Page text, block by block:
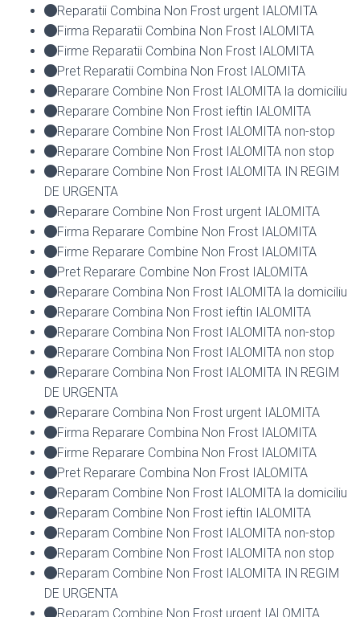
Reparatii Combina Non Frost urgent IALOMITA
Firma Reparatii Combina Non Frost IALOMITA
Firme Reparatii Combina Non Frost IALOMITA
Pret Reparatii Combina Non Frost IALOMITA
Reparare Combine Non Frost IALOMITA la domiciliu
Reparare Combine Non Frost ieftin IALOMITA
Reparare Combine Non Frost IALOMITA non-stop
Reparare Combine Non Frost IALOMITA non stop
Reparare Combine Non Frost IALOMITA IN REGIM
DE URGENTA
Reparare Combine Non Frost urgent IALOMITA
Firma Reparare Combine Non Frost IALOMITA
Firme Reparare Combine Non Frost IALOMITA
Pret Reparare Combine Non Frost IALOMITA
Reparare Combina Non Frost IALOMITA la domiciliu
Reparare Combina Non Frost ieftin IALOMITA
Reparare Combina Non Frost IALOMITA non-stop
Reparare Combina Non Frost IALOMITA non stop
Reparare Combina Non Frost IALOMITA IN REGIM
DE URGENTA
Reparare Combina Non Frost urgent IALOMITA
Firma Reparare Combina Non Frost IALOMITA
Firme Reparare Combina Non Frost IALOMITA
Pret Reparare Combina Non Frost IALOMITA
Reparam Combine Non Frost IALOMITA la domiciliu
Reparam Combine Non Frost ieftin IALOMITA
Reparam Combine Non Frost IALOMITA non-stop
Reparam Combine Non Frost IALOMITA non stop
Reparam Combine Non Frost IALOMITA IN REGIM
DE URGENTA
Reparam Combine Non Frost urgent IALOMITA